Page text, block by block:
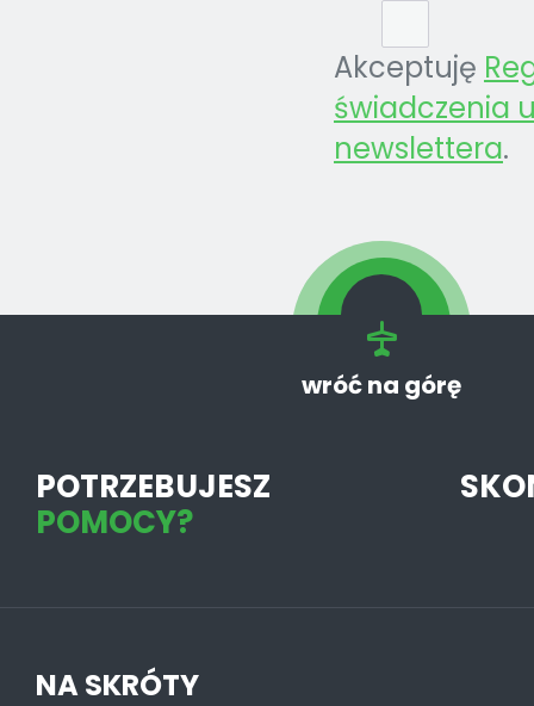
Akceptuję
świadczenia
newslettera.
wróć na górę
POTRZEBUJESZ
POMOCY?
NA SKRÓTY